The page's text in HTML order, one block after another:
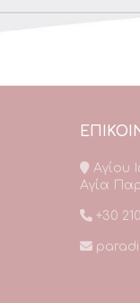
Αγίου
Αγία
+30